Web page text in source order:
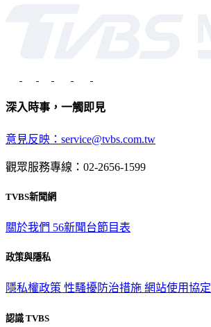
深入時事，一觸即見
意見反映：service@tvbs.com.tw
觀眾服務專線：02-2656-1599
TVBS新聞網
關於我們 56新聞台節目表
政策與隱私
隱私權政策 性騷擾防治措施 網站使用協定
認識 TVBS